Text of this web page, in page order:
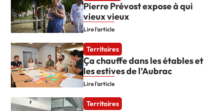
Pierre Prévost expose à qui
vieux vieux
Lire l'article
Territoires
Ça chauffe dans les étables et
les estives de l’Aubrac
Lire l'article
Territoires